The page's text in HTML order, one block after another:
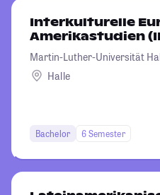
Interkulturelle
Amerikastudien
Martin-Luther-Universität
Halle
Bachelor 6 Semester